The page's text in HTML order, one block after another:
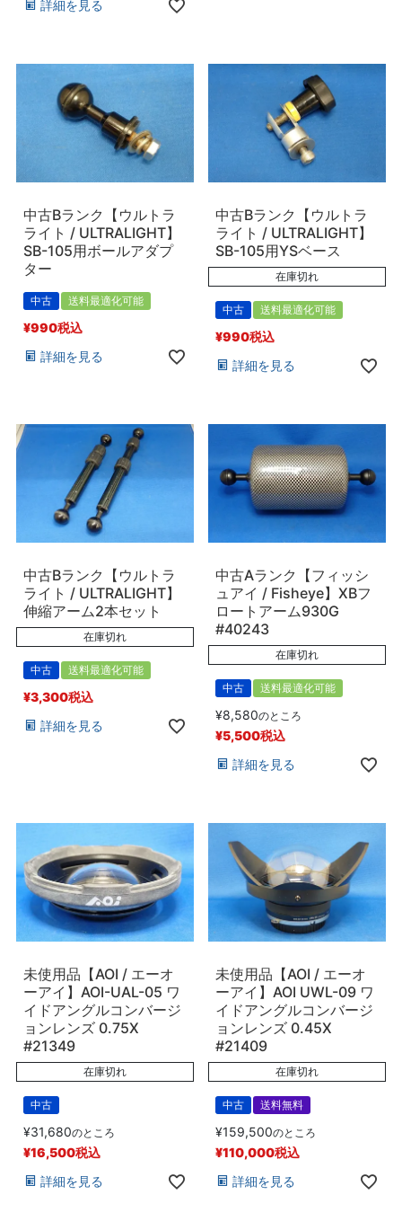
詳細を見る
中古Bランク【ウルトラ
ライト / ULTRALIGHT】
SB-105用ボールアダプ
ター
中古 送料最適化可能
¥990税込
詳細を見る
中古Bランク【ウルトラ
ライト / ULTRALIGHT】
SB-105用YSベース
在庫切れ
中古 送料最適化可能
¥990税込
詳細を見る
中古Bランク【ウルトラ
ライト / ULTRALIGHT】
伸縮アーム2本セット
在庫切れ
中古 送料最適化可能
¥3,300税込
詳細を見る
中古Aランク【フィッシ
ュアイ / Fisheye】XBフ
ロートアーム930G
#40243
在庫切れ
中古 送料最適化可能
¥8,580のところ
¥5,500税込
詳細を見る
未使用品【AOI / エーオ
ーアイ】AOI-UAL-05 ワ
イドアングルコンバージ
ョンレンズ 0.75X
#21349
在庫切れ
中古
¥31,680のところ
¥16,500税込
詳細を見る
未使用品【AOI / エーオ
ーアイ】AOI UWL-09 ワ
イドアングルコンバージ
ョンレンズ 0.45X
#21409
在庫切れ
中古 送料無料
¥159,500のところ
¥110,000税込
詳細を見る